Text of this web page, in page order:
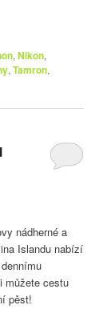
,Nikon,
,Tamron,
nádherné a
Islandu nabízí
můžete cestu
pěst!